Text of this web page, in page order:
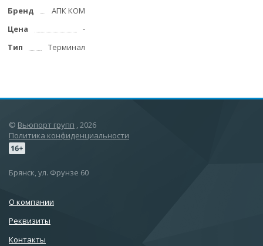
Бренд
АПК КОМ
Цена
-
Тип
Терминал
© Вьюпорт групп , 2026
Политика конфиденциальности
Брянск, ул. Фрунзе 60
О компании
Реквизиты
Контакты